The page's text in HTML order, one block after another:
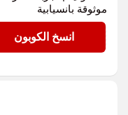
موثوقة بانسيابية
ET96انسخ الكوبون